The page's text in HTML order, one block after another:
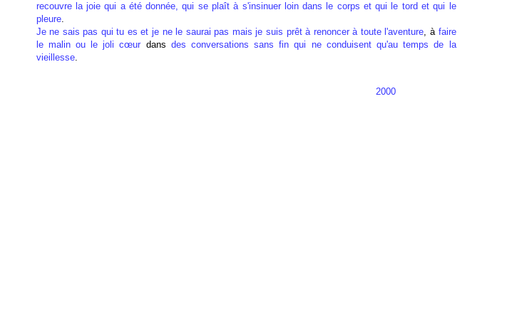
recouvre la joie qui a été donnée, qui se plaît à s'insinuer loin dans le corps et qui le tord et qui le
pleure.
Je ne sais pas qui tu es et je ne le saurai pas mais je suis prêt à renoncer à toute l'aventure, à faire
le malin ou le joli cœur dans des conversations sans fin qui ne conduisent qu'au temps de la
vieillesse.
2000